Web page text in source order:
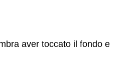
aver toccato il fondo e